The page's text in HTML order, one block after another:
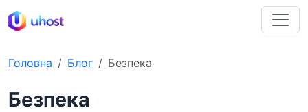
Головна Блог Безпека
Безпека